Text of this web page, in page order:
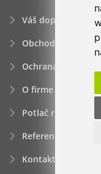
Váš dopyt
Obchodné
Ochrana osobných
O firme
Potlač
Referencie
Kontakt